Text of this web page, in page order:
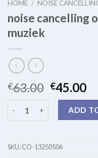
HOME / NOISE
noise cancelling
muziek
€63.00 €45.00
noise cancelling ADD
SKU:CO-13250506